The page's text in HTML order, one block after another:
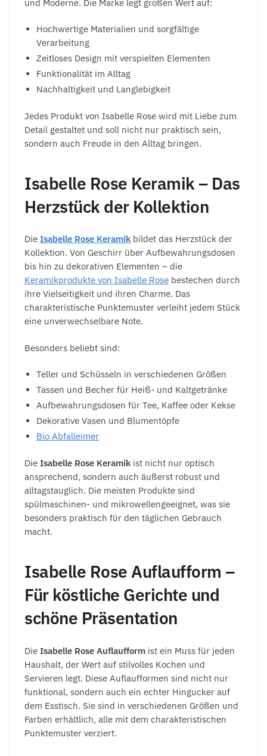
und Moderne. Die Marke legt großen Wert auf:
Hochwertige Materialien und sorgfältige
Verarbeitung
Zeitloses Design mit verspielten Elementen
Funktionalität im Alltag
Nachhaltigkeit und Langlebigkeit
Jedes Produkt von Isabelle Rose wird mit Liebe zum
Detail gestaltet und soll nicht nur praktisch sein,
sondern auch Freude in den Alltag bringen.
Isabelle Rose Keramik – Das
Herzstück der Kollektion
Die Isabelle Rose Keramik bildet das Herzstück der
Kollektion. Von Geschirr über Aufbewahrungsdosen
bis hin zu dekorativen Elementen – die
Keramikprodukte von Isabelle Rose bestechen durch
ihre Vielseitigkeit und ihren Charme. Das
charakteristische Punktemuster verleiht jedem Stück
eine unverwechselbare Note.
Besonders beliebt sind:
Teller und Schüsseln in verschiedenen Größen
Tassen und Becher für Heiß- und Kaltgetränke
Aufbewahrungsdosen für Tee, Kaffee oder Kekse
Dekorative Vasen und Blumentöpfe
Bio Abfalleimer
Die Isabelle Rose Keramik ist nicht nur optisch
ansprechend, sondern auch äußerst robust und
alltagstauglich. Die meisten Produkte sind
spülmaschinen- und mikrowellengeeignet, was sie
besonders praktisch für den täglichen Gebrauch
macht.
Isabelle Rose Auflaufform –
Für köstliche Gerichte und
schöne Präsentation
Die Isabelle Rose Auflaufform ist ein Muss für jeden
Haushalt, der Wert auf stilvolles Kochen und
Servieren legt. Diese Auflaufformen sind nicht nur
funktional, sondern auch ein echter Hingucker auf
dem Esstisch. Sie sind in verschiedenen Größen und
Farben erhältlich, alle mit dem charakteristischen
Punktemuster verziert.